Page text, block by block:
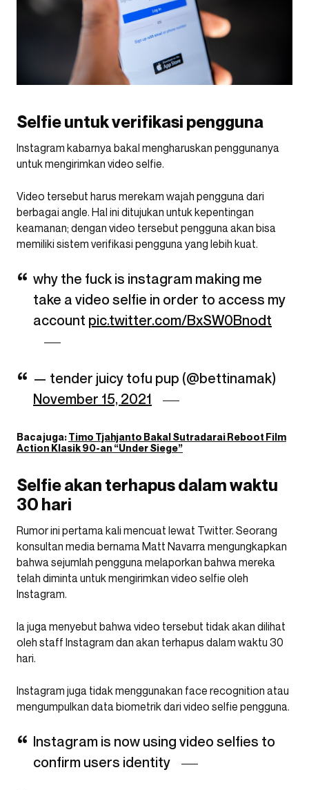
Selfie untuk verifikasi pengguna
Instagram kabarnya bakal mengharuskan penggunanya
untuk mengirimkan video selfie.
Video tersebut harus merekam wajah pengguna dari
berbagai angle. Hal ini ditujukan untuk kepentingan
keamanan; dengan video tersebut pengguna akan bisa
memiliki sistem verifikasi pengguna yang lebih kuat.
why the fuck is instagram making me
take a video selfie in order to access my
account pic.twitter.com/BxSW0Bnodt
— tender juicy tofu pup (@bettinamak)
November 15, 2021
Baca juga:Timo Tjahjanto Bakal Sutradarai Reboot Film
Action Klasik 90-an “Under Siege”
Selfie akan terhapus dalam waktu
30 hari
Rumor ini pertama kali mencuat lewat Twitter. Seorang
konsultan media bernama Matt Navarra mengungkapkan
bahwa sejumlah pengguna melaporkan bahwa mereka
telah diminta untuk mengirimkan video selfie oleh
Instagram.
Ia juga menyebut bahwa video tersebut tidak akan dilihat
oleh staff Instagram dan akan terhapus dalam waktu 30
hari.
Instagram juga tidak menggunakan face recognition atau
mengumpulkan data biometrik dari video selfie pengguna.
Instagram is now using video selfies to
confirm users identity